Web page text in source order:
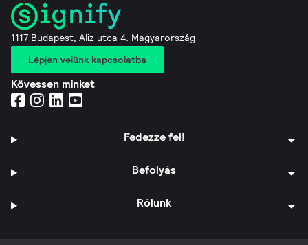
1117 Budapest, Aliz utca 4. Magyarország
Lépjen velünk kapcsolatba
Kövessen minket
Fedezze fel!
Befolyás
Rólunk